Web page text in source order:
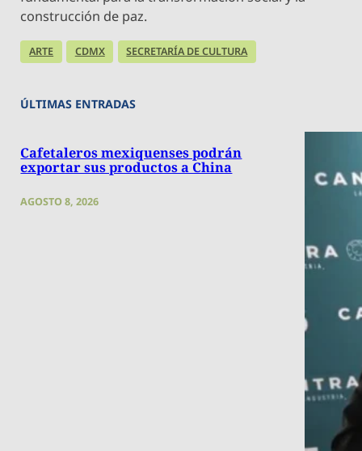
construcción de paz.
ARTE CDMX SECRETARÍA DE CULTURA
ÚLTIMAS ENTRADAS
Cafetaleros mexiquenses podrán
exportar sus productos a China
AGOSTO 8, 2026